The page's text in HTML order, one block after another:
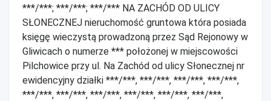
***/***; ***/***; ***/*** NA ZACHÓD OD ULICY
SŁONECZNEJ nieruchomość gruntowa która posiada
księgę wieczystą prowadzoną przez Sąd Rejonowy w
Gliwicach o numerze *** położonej w miejscowości
Pilchowice przy ul. Na Zachód od ulicy Słonecznej nr
ewidencyjny działki ***/***, ***/***, ***/***, ***/***,
***/***, ***/***, ***/***, ***/***, ***/***, ***/***,